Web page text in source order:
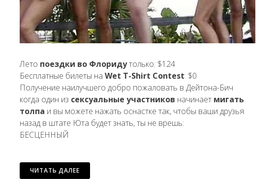
Лето поездки во Флоридутолько: $124
Бесплатные билеты на Wet T-Shirt Contest: $0
Получение наилучшего добро пожаловать в Дейтона-Бич
когда один из сексуальные участников начинает мигать
толпа и вы можете нажать оснастке так, чтобы ваши друзья
назад в штате Юта будет знать, ты не врешь:
БЕСЦЕННЫЙ
ЧИТАТЬ ДАЛЕЕ